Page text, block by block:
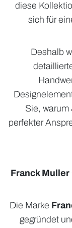
diese
sich für
Deshalb
Sie, warum
perfekter
Franck
Die Marke
gegründet